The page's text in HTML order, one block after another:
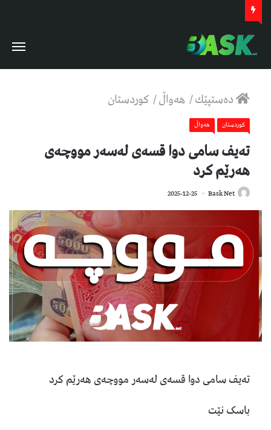
دەستپێك/ هەواڵ/ كوردستان
كوردستان هەواڵ
تەیف سامی دوا قسەی لەسەر مووچەی
هەرێم کرد
Bask Net
2025-12-25
تەیف سامی دوا قسەی لەسەر مووچەی هەرێم کرد
باسک نێت